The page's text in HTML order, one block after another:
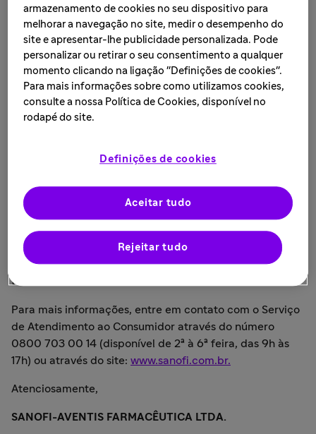
Sanofi no Brasil
LEIA MAIS • 16 de janeiro de 2019
São Paulo, 16 de janeiro de 2019.
medicamento Valpakine® (Valproato de Sódio) solução
oral.
A Sanofi informa que existem alternativas terapêuticas
disponíveis, porém, recomenda aos pacientes que
procurem o seu médico para orientações sobre o
tratamento.
Para mais informações, entre em contato com o Serviço
de Atendimento ao Consumidor através do número
0800 703 00 14 (disponível de 2ª à 6ª feira, das 9h às
17h) ou através do site: www.sanofi.com.br.
Atenciosamente,
SANOFI-AVENTIS FARMACÊUTICA LTDA.
armazenamento de cookies no seu dispositivo para
melhorar a navegação no site, medir o desempenho do
site e apresentar-lhe publicidade personalizada. Pode
personalizar ou retirar o seu consentimento a qualquer
momento clicando na ligação "Definições de cookies".
Para mais informações sobre como utilizamos cookies,
consulte a nossa Política de Cookies, disponível no
rodapé do site.
Definições de cookies
Rejeitar tudo
Aceitar tudo